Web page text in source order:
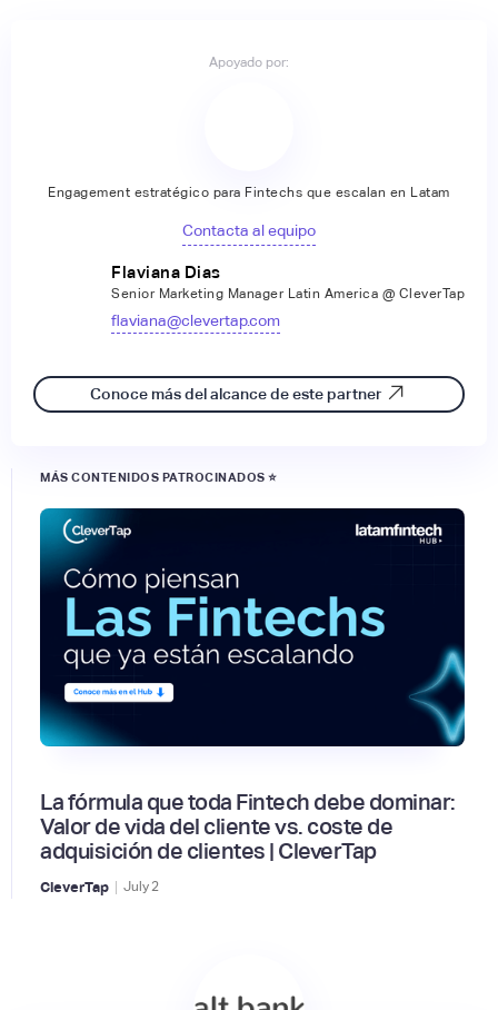
Apoyado por:
Engagement estratégico para Fintechs que escalan en Latam
Contacta al equipo
Flaviana Dias
Senior Marketing Manager Latin America @ CleverTap
flaviana@clevertap.com
Conoce más del alcance de este partner
MÁS CONTENIDOS PATROCINADOS ⭐
La fórmula que toda Fintech debe dominar:
Valor de vida del cliente vs. coste de
adquisición de clientes | CleverTap
CleverTap | July2